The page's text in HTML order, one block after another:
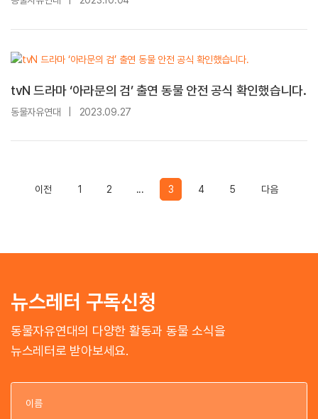
tvN 드라마 ‘아라문의 검’ 출연 동물 안전 공식 확인했습니다.
동물자유연대 2023.09.27
이전Previous
1 2 ... 3 4 5 다음Previous
뉴스레터 구독신청
동물자유연대의 다양한 활동과 동물 소식을
뉴스레터로 받아보세요.